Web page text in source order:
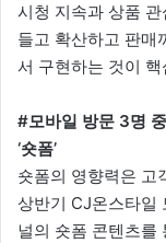
시청 지속과 상품
들고 확산하고 판매
서 구현하는 것이 핵
#모바일 방문 3명 중
‘숏폼’
숏폼의 영향력은 고
상반기 CJ온스타일
널의 숏폼 콘텐츠를